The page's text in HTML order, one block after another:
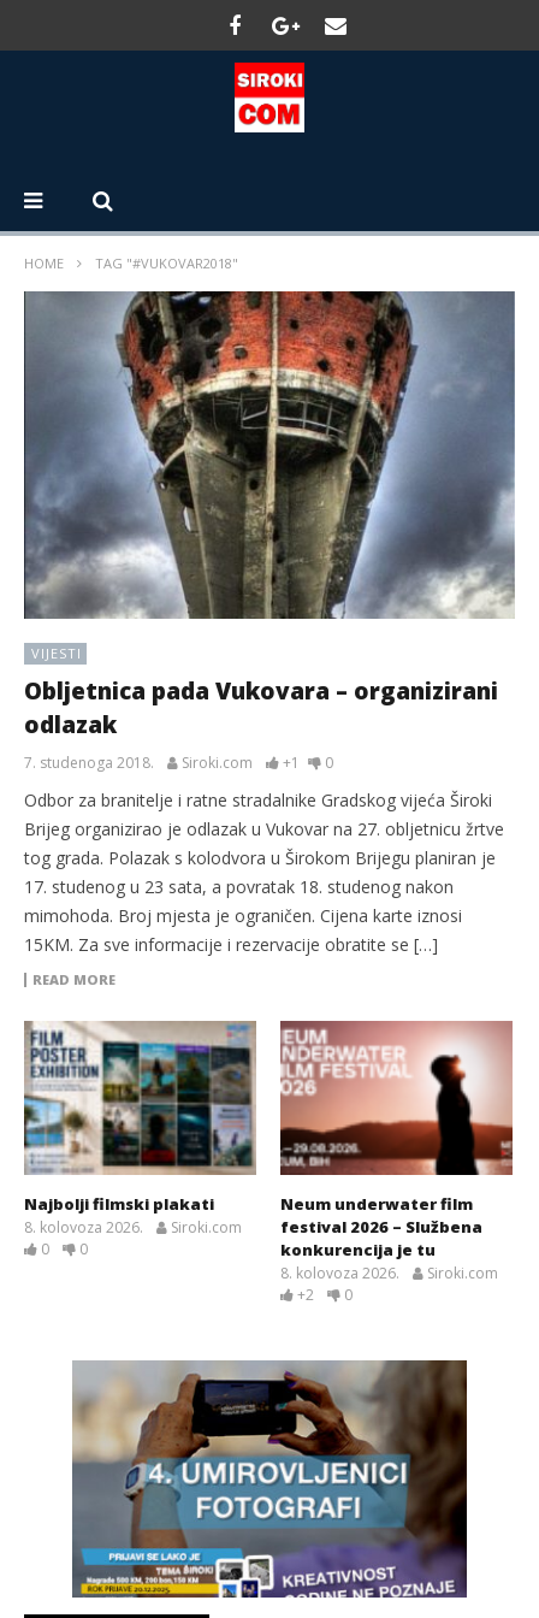
HOME TAG "#VUKOVAR2018"
VIJESTI
Obljetnica pada Vukovara – organizirani
odlazak
7. studenoga 2018. Siroki.com +1 0
Odbor za branitelje i ratne stradalnike Gradskog vijeća Široki
Brijeg organizirao je odlazak u Vukovar na 27. obljetnicu žrtve
tog grada. Polazak s kolodvora u Širokom Brijegu planiran je
17. studenog u 23 sata, a povratak 18. studenog nakon
mimohoda. Broj mjesta je ograničen. Cijena karte iznosi
15KM. Za sve informacije i rezervacije obratite se […]
READ MORE
Najbolji filmski plakati
8. kolovoza 2026.
Siroki.com
0
0
Neum underwater film
festival 2026 – Službena
konkurencija je tu
8. kolovoza 2026.
Siroki.com
+2
0